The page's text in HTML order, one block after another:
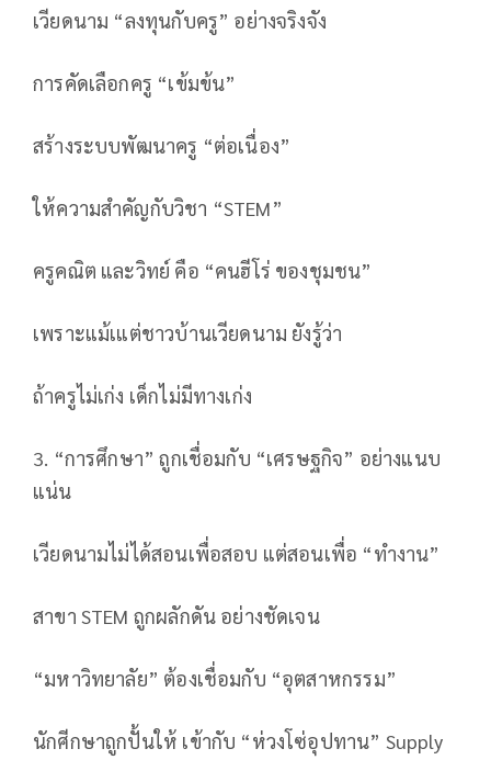
เวียดนาม “ลงทุนกับครู” อย่างจริงจัง
การคัดเลือกครู “เข้มข้น”
สร้างระบบพัฒนาครู “ต่อเนื่อง”
ให้ความสำคัญกับวิชา “STEM”
ครูคณิต และวิทย์ คือ “คนฮีโร่ ของชุมชน”
เพราะแม้เแต่ชาวบ้านเวียดนาม ยังรู้ว่า
ถ้าครูไม่เก่ง เด็กไม่มีทางเก่ง
3. “การศึกษา” ถูกเชื่อมกับ “เศรษฐกิจ” อย่างแนบ
แน่น
เวียดนามไม่ได้สอนเพื่อสอบ แต่สอนเพื่อ “ทำงาน”
สาขา STEM ถูกผลักดัน อย่างชัดเจน
“มหาวิทยาลัย” ต้องเชื่อมกับ “อุตสาหกรรม”
นักศีกษาถูกปั้นให้ เข้ากับ “ห่วงโซ่อุปทาน” Supply